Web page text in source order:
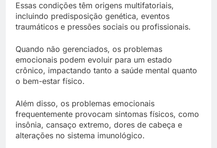
Essas condições têm origens multifatoriais,
incluindo predisposição genética, eventos
traumáticos e pressões sociais ou profissionais.
Quando não gerenciados, os problemas
emocionais podem evoluir para um estado
crônico, impactando tanto a saúde mental quanto
o bem-estar físico.
Além disso, os problemas emocionais
frequentemente provocam sintomas físicos, como
insônia, cansaço extremo, dores de cabeça e
alterações no sistema imunológico.